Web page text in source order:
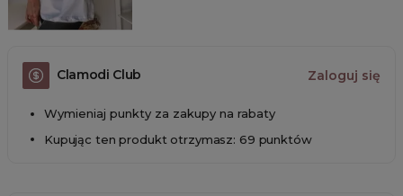
Clamodi Club Zaloguj się
Wymieniaj punkty za zakupy na rabaty
Kupując ten produkt otrzymasz: 69 punktów